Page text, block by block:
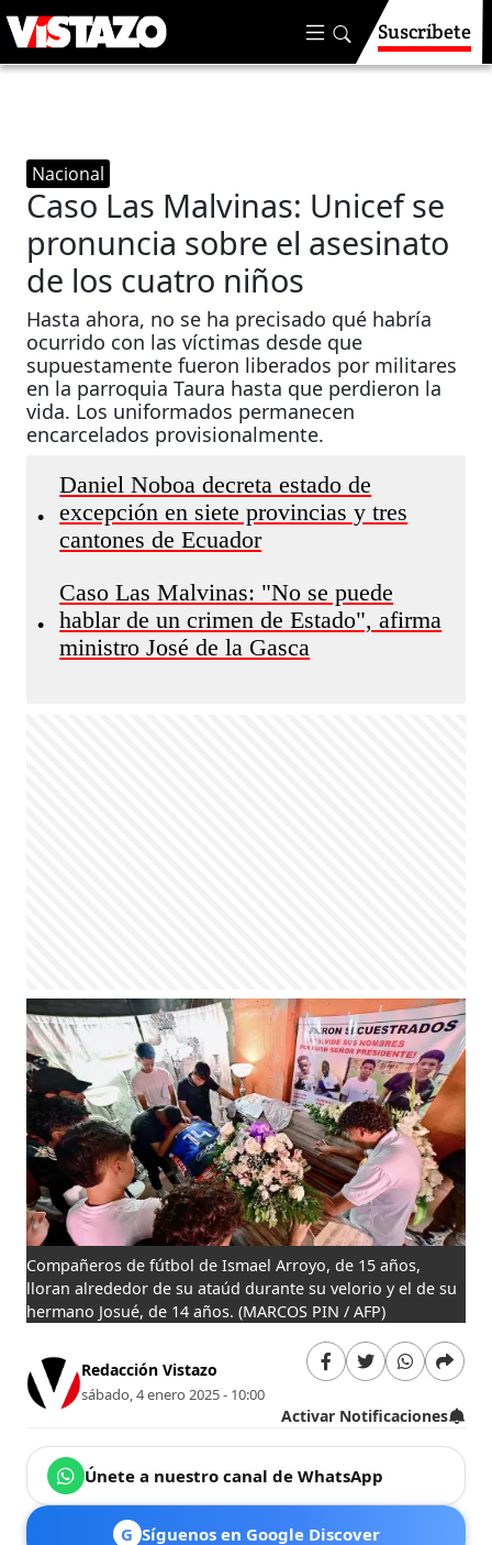
Suscríbete
Nacional
Caso Las Malvinas: Unicef se
pronuncia sobre el asesinato
de los cuatro niños
Hasta ahora, no se ha precisado qué habría
ocurrido con las víctimas desde que
supuestamente fueron liberados por militares
en la parroquia Taura hasta que perdieron la
vida. Los uniformados permanecen
encarcelados provisionalmente.
•
Daniel Noboa decreta estado de
excepción en siete provincias y tres
cantones de Ecuador
•
Caso Las Malvinas: "No se puede
hablar de un crimen de Estado", afirma
ministro José de la Gasca
Compañeros de fútbol de Ismael Arroyo, de 15 años,
lloran alrededor de su ataúd durante su velorio y el de su
hermano Josué, de 14 años. (MARCOS PIN / AFP)
Redacción Vistazo
sábado, 4 enero 2025 - 10:00
Activar Notificaciones
Únete a nuestro canal de WhatsApp
G Síguenos en Google Discover